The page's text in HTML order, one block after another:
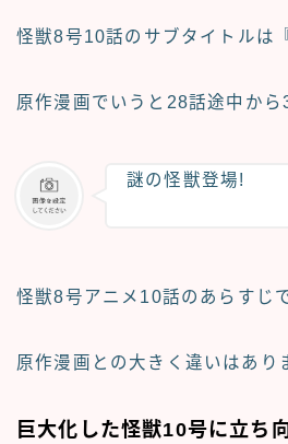
怪獣8号10話のサブタイトルは
原作漫画でいうと28話途中から
謎の怪獣登場!
怪獣8号アニメ10話のあらすじ
原作漫画との大きく違いはあり
巨大化した怪獣10号に立ち